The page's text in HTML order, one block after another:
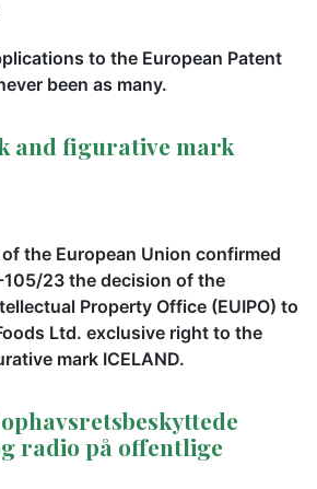
to the European Patent
been as many.
and figurative mark
the European Union confirmed
105/23 the decision of the
Property Office (EUIPO) to
Ltd. exclusive right to the
mark ICELAND.
radio på offentlige